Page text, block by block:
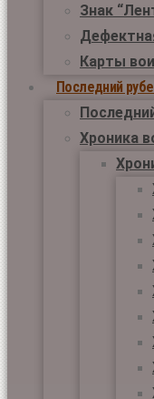
Знак
Карты
Последний
Хроника